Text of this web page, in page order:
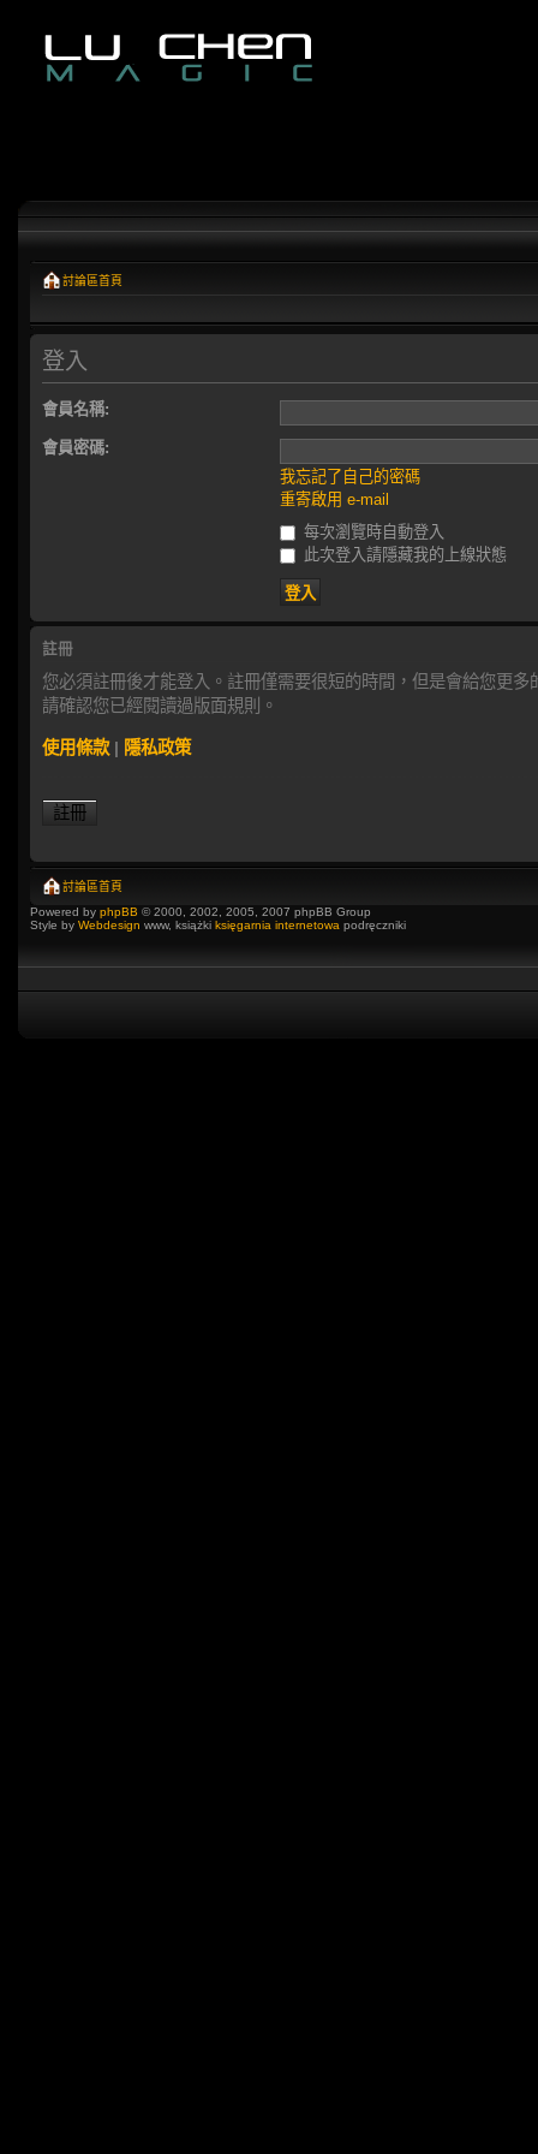
討論區首頁
登入
會員名稱:
會員密碼:
我忘記了自己的密碼
重寄啟用 e-mail
每次瀏覽時自動登入
此次登入請隱藏我的上線狀態
註冊
您必須註冊後才能登入。註冊僅需要很短的時間，但是會給您更
請確認您已經閱讀過版面規則。
使用條款| 隱私政策
註冊
討論區首頁
Powered by phpBB © 2000, 2002, 2005, 2007 phpBB Group
Style by Webdesign www, książki księgarnia internetowa podręczniki